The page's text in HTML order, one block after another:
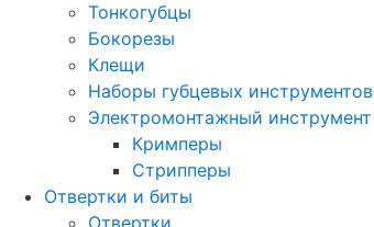
Тонкогубцы
Бокорезы
Клещи
Наборы губцевых инструментов
Электромонтажный инструмент
Кримперы
Стрипперы
Отвертки и биты
Отвертки